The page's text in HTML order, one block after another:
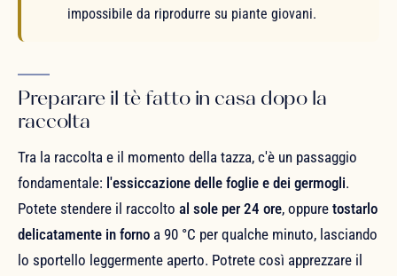
impossibile da riprodurre su piante giovani.
Preparare il tè fatto in casa dopo la
raccolta
Tra la raccolta e il momento della tazza, c'è un passaggio
fondamentale: l'essiccazione delle foglie e dei germogli.
Potete stendere il raccolto al sole per 24 ore, oppure tostarlo
delicatamente in forno a 90 °C per qualche minuto, lasciando
lo sportello leggermente aperto. Potrete così apprezzare il